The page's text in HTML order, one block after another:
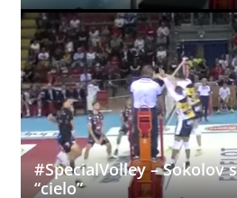
#SpecialVolley – Sokolov
“cielo”